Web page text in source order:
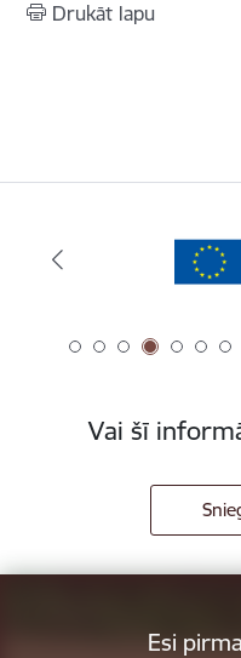
Drukāt lapu
Vai šī
Esi